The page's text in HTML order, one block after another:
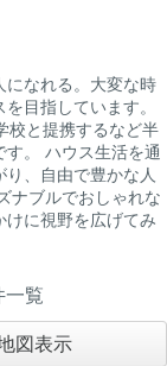
になれる。大変な時
目指しています。
校と提携するなど半
。 ハウス生活を通
、自由で豊かな人
ナブルでおしゃれな
に視野を広げてみ
一覧
図表示